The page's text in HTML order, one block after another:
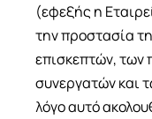
(εφεξής η
την προστασία
επισκεπτών, των
συνεργατών και
λόγο αυτό